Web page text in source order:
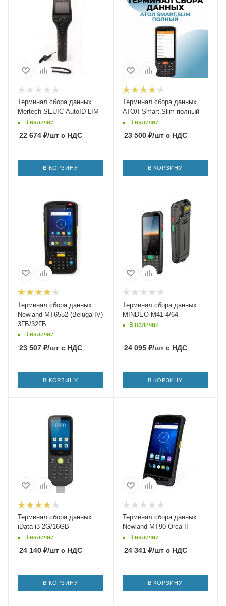
Терминал сбора данных
Mertech SEUIC AutoID LIM
В наличии
22 674 ₽/шт с НДС
В КОРЗИНУ
Терминал сбора данных
АТОЛ Smart.Slim полный
В наличии
23 500₽/штс НДС
В КОРЗИНУ
Терминал сбора данных
Newland MT6552 (Beluga IV)
3ГБ/32ГБ
В наличии
23 507 ₽/шт с НДС
В КОРЗИНУ
Терминал сбора данных
MINDEO M41 4/64
В наличии
24 095₽/штс НДС
В КОРЗИНУ
Терминал сбора данных
iData i3 2G/16GB
В наличии
24 140 ₽/шт с НДС
В КОРЗИНУ
Терминал сбора данных
Newland MT90 Orca II
В наличии
24 341₽/штс НДС
В КОРЗИНУ